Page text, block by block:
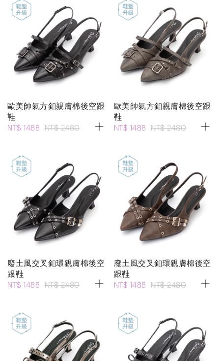
歐美帥氣方釦親膚棉後空跟
鞋
NT$ 1488 NT$ 2480
歐美帥氣方釦親膚棉後空跟
鞋
NT$ 1488 NT$ 2480
廢土風交叉釦環親膚棉後空
跟鞋
NT$ 1488 NT$ 2480
廢土風交叉釦環親膚棉後空
跟鞋
NT$ 1488 NT$ 2480